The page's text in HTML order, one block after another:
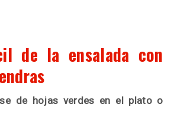
de la ensalada con
de hojas verdes en el plato o